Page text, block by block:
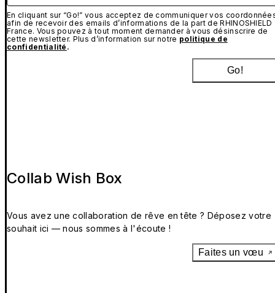
En cliquant sur “Go!” vous acceptez de communiquer vos
afin de recevoir des emails d’informations de la part de RHINOSHIELD
France. Vous pouvez à tout moment demander à vous désinscrire de
cette newsletter. Plus d’information sur notre politique de
confidentialité .
Go!
Collab Wish Box
Vous avez une collaboration de rêve en tête ? Déposez votre
souhait ici — nous sommes à l'écoute !
Faites un vœu